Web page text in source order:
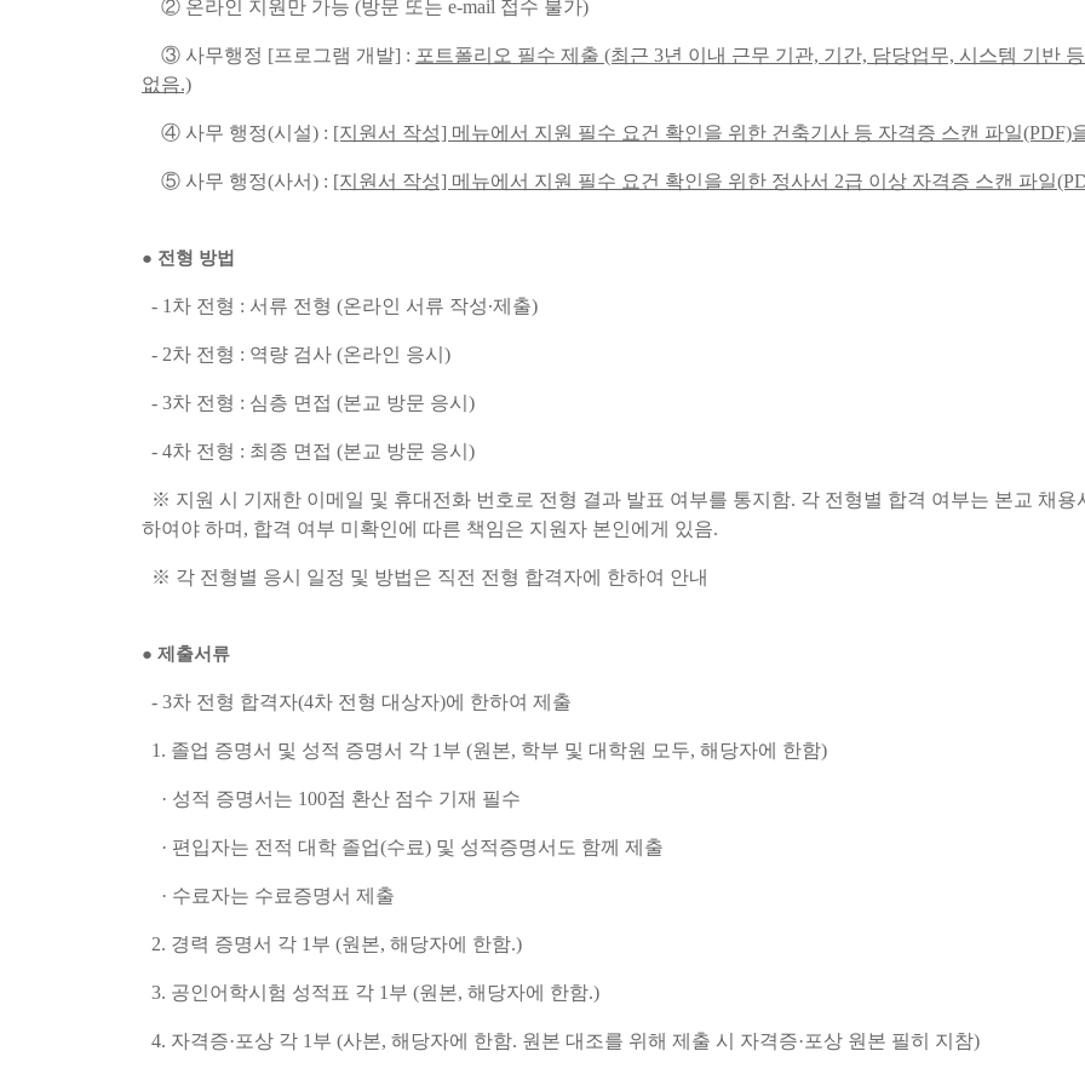
② 온라인 지원만 가능 (방문 또는 e-mail 접수 불가)
③ 사무행정 [프로그램 개발] : 포트폴리오 필수 제출 (최근 3년 이내 근무 기관, 기간, 담당업무, 시스템 기반
없음.)
④ 사무 행정(시설) : [지원서 작성] 메뉴에서 지원 필수 요건 확인을 위한 건축기사 등 자격증 스캔 파일(PDF)
⑤ 사무 행정(사서) : [지원서 작성] 메뉴에서 지원 필수 요건 확인을 위한 정사서 2급 이상 자격증 스캔 파일
● 전형 방법
- 1차 전형 : 서류 전형 (온라인 서류 작성∙제출)
- 2차 전형 : 역량 검사 (온라인 응시)
- 3차 전형 : 심층 면접 (본교 방문 응시)
- 4차 전형 : 최종 면접 (본교 방문 응시)
※ 지원 시 기재한 이메일 및 휴대전화 번호로 전형 결과 발표 여부를 통지함. 각 전형별 합격 여부는 본교 채용
하여야 하며, 합격 여부 미확인에 따른 책임은 지원자 본인에게 있음.
※ 각 전형별 응시 일정 및 방법은 직전 전형 합격자에 한하여 안내
● 제출서류
- 3차 전형 합격자(4차 전형 대상자)에 한하여 제출
1. 졸업 증명서 및 성적 증명서 각 1부 (원본, 학부 및 대학원 모두, 해당자에 한함)
· 성적 증명서는 100점 환산 점수 기재 필수
· 편입자는 전적 대학 졸업(수료) 및 성적증명서도 함께 제출
· 수료자는 수료증명서 제출
2. 경력 증명서 각 1부 (원본, 해당자에 한함.)
3. 공인어학시험 성적표 각 1부 (원본, 해당자에 한함.)
4. 자격증·포상 각 1부 (사본, 해당자에 한함. 원본 대조를 위해 제출 시 자격증·포상 원본 필히 지참)